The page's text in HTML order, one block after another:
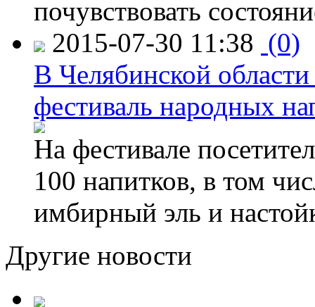
почувствовать
2015-07-30 11:38 (0)
В Челябинской
фестиваль народных
На фестивале
100 напитков, в том
имбирный эль и
Другие новости